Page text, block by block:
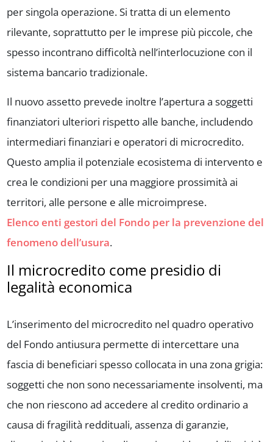
per singola operazione. Si tratta di un elemento
rilevante, soprattutto per le imprese più piccole, che
spesso incontrano difficoltà nell’interlocuzione con il
sistema bancario tradizionale.
Il nuovo assetto prevede inoltre l’apertura a soggetti
finanziatori ulteriori rispetto alle banche, includendo
intermediari finanziari e operatori di microcredito.
Questo amplia il potenziale ecosistema di intervento e
crea le condizioni per una maggiore prossimità ai
territori, alle persone e alle microimprese.
Elenco enti gestori del Fondo per la prevenzione del
fenomeno dell’usura.
Il microcredito come presidio di
legalità economica
L’inserimento del microcredito nel quadro operativo
del Fondo antiusura permette di intercettare una
fascia di beneficiari spesso collocata in una zona grigia:
soggetti che non sono necessariamente insolventi, ma
che non riescono ad accedere al credito ordinario a
causa di fragilità reddituali, assenza di garanzie,